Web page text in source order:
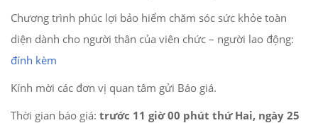
Chương trình phúc lợi bảo hiểm chăm sóc sức khỏe toàn
diện dành cho người thân của viên chức – người lao động:
đính kèm
Kính mời các đơn vị quan tâm gửi Báo giá.
Thời gian báo giá: trước 11 giờ 00 phút thứ Hai, ngày 25